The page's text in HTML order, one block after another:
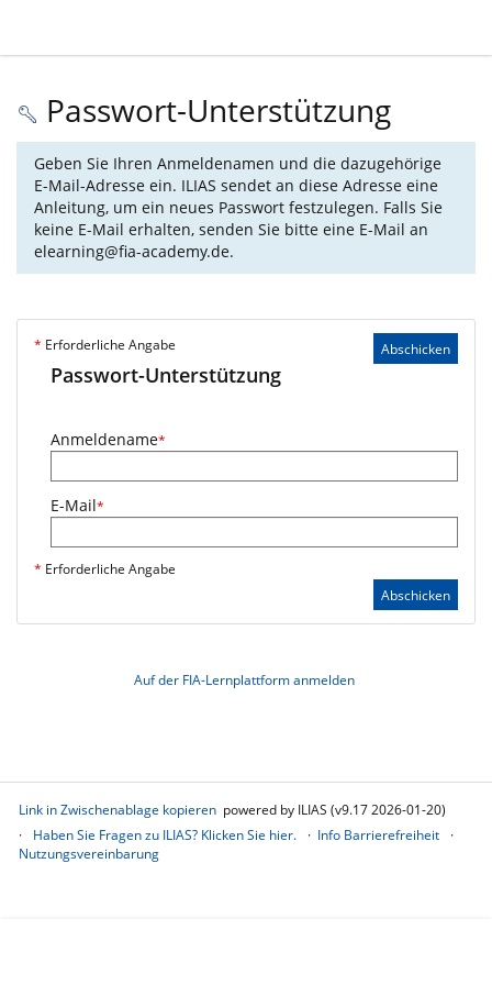
Passwort-Unterstützung
Geben Sie Ihren Anmeldenamen und die dazugehörige
E-Mail-Adresse ein. ILIAS sendet an diese Adresse eine
Anleitung, um ein neues Passwort festzulegen. Falls Sie
keine E-Mail erhalten, senden Sie bitte eine E-Mail an
elearning@fia-academy.de.
Abschicken
* Erforderliche Angabe
Passwort-Unterstützung
Anmeldename*
E-Mail*
* Erforderliche Angabe
Abschicken
Auf der FIA-Lernplattform anmelden
Link in Zwischenablage kopieren powered by ILIAS (v9.17 2026-01-20)
Haben Sie Fragen zu ILIAS? Klicken Sie hier.
Info Barrierefreiheit
Nutzungsvereinbarung